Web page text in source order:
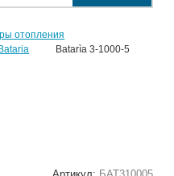
отопления
Bataria Batarìa 3-1000-5